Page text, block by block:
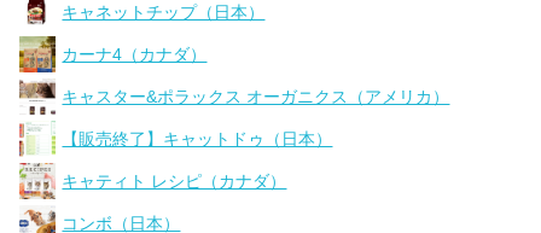
キャネットチップ（日本）
カーナ4（カナダ）
キャスター&ポラックス オーガニクス（アメリカ）
【販売終了】キャットドゥ（日本）
キャティト レシピ（カナダ）
コンボ（日本）